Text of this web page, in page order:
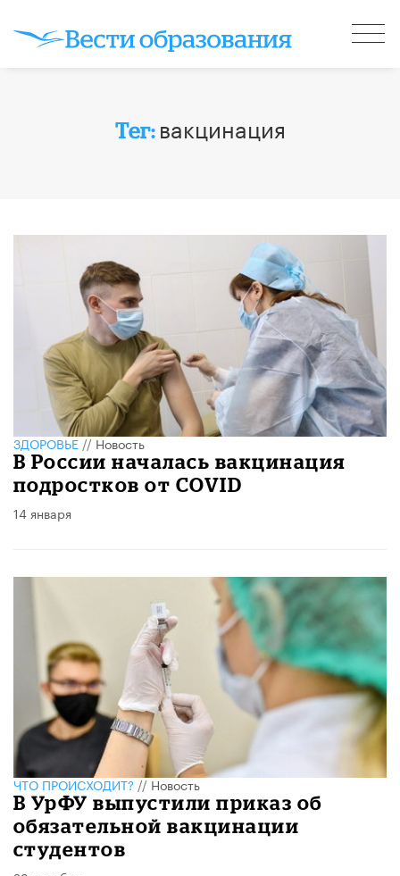
Тег: вакцинация
ЗДОРОВЬЕ//Новость
В России началась вакцинация
подростков от COVID
14 января
ЧТО ПРОИСХОДИТ?//Новость
В УрФУ выпустили приказ об
обязательной вакцинации
студентов